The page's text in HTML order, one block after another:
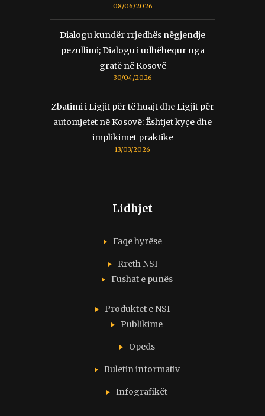
08/06/2026
Dialogu kundër rrjedhës nëgjendje
pezullimi; Dialogu i udhëhequr nga
gratë në Kosovë
30/04/2026
Zbatimi i Ligjit për të huajt dhe Ligjit për
automjetet në Kosovë: Ështjet kyçe dhe
implikimet praktike
13/03/2026
Lidhjet
Faqe hyrëse
Rreth NSI
Fushat e punës
Produktet e NSI
Publikime
Opeds
Buletin informativ
Infografikët